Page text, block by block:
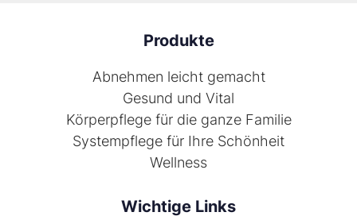
Produkte
Abnehmen leicht gemacht
Gesund und Vital
Körperpflege für die ganze Familie
Systempflege für Ihre Schönheit
Wellness
Wichtige Links